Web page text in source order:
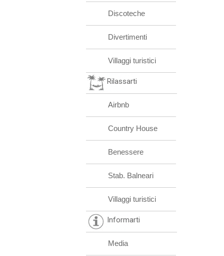
Discoteche
Divertimenti
Villaggi turistici
Rilassarti
Airbnb
Country House
Benessere
Stab. Balneari
Villaggi turistici
Informarti
Media